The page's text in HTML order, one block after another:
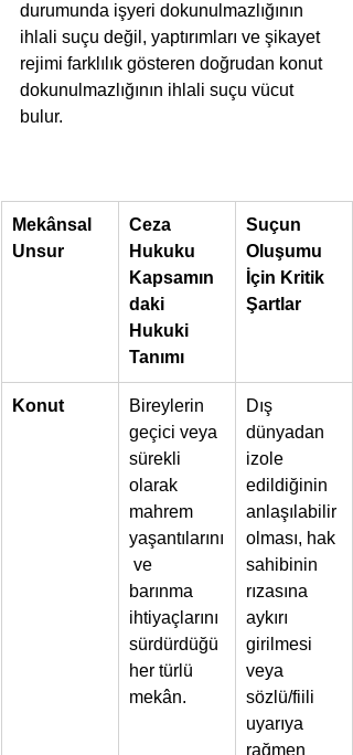
durumunda işyeri dokunulmazlığının
ihlali suçu değil, yaptırımları ve şikayet
rejimi farklılık gösteren doğrudan konut
dokunulmazlığının ihlali suçu vücut
bulur.
Mekânsal
Unsur
Ceza
Hukuku
Kapsamın
daki
Hukuki
Tanımı
Suçun
Oluşumu
İçin Kritik
Şartlar
Konut
Bireylerin
geçici veya
sürekli
olarak
mahrem
yaşantılarını
ve
barınma
ihtiyaçlarını
sürdürdüğü
her türlü
mekân.
Dış
dünyadan
izole
edildiğinin
anlaşılabilir
olması, hak
sahibinin
rızasına
aykırı
girilmesi
veya
sözlü/fiili
uyarıya
rağmen